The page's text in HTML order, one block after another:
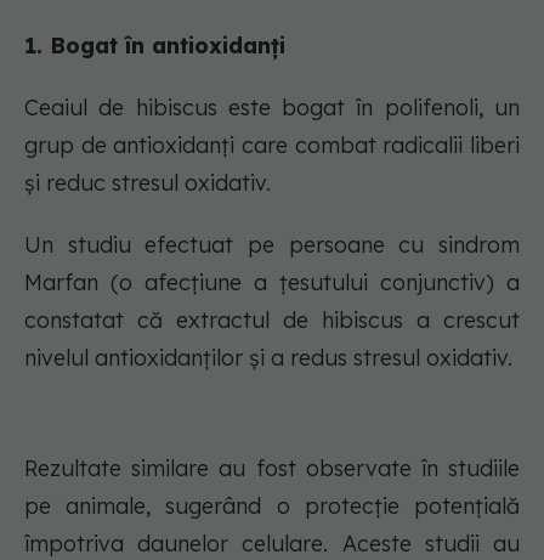
1. Bogat în antioxidanți
Ceaiul de hibiscus este bogat în polifenoli, un
grup de antioxidanți care combat radicalii liberi
și reduc stresul oxidativ.
Un studiu efectuat pe persoane cu sindrom
Marfan (o afecțiune a țesutului conjunctiv) a
constatat că extractul de hibiscus a crescut
nivelul antioxidanților și a redus stresul oxidativ.
Rezultate similare au fost observate în studiile
pe animale, sugerând o protecție potențială
împotriva daunelor celulare. Aceste studii au